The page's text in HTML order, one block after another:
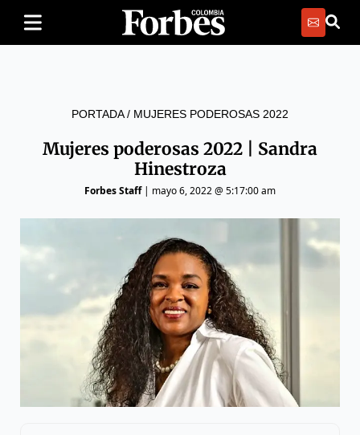
PORTADA/ MUJERES PODEROSAS 2022
Mujeres poderosas 2022 | Sandra
Hinestroza
Forbes Staff| mayo 6, 2022 @ 5:17:00 am